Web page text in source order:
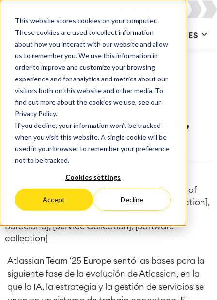
This website stores cookies on your computer.
These cookies are used to collect information
about how you interact with our website and allow
us to remember you. We use this information in
order to improve and customize your browsing
experience and for analytics and metrics about our
visitors both on this website and other media. To
find out more about the cookies we use, see our
Privacy Policy.
If you decline, your information won’t be tracked
when you visit this website. A single cookie will be
used in your browser to remember your preference
not to be tracked.
Cookies settings
Accept Decline
CONTACTAR ES
Lo que cambió en Team '25
Europe: El futuro de Atlassian,
reimaginado
[Jira], [Jira Service Management], [Atlassian
Intelligence], [Confluence], [Atlassian System of
Work], [Strategy collection], [Teamwork collection],
Barcelona], [Service Collection], [Software
collection]
Atlassian Team '25 Europe sentó las bases para la
siguiente fase de la evolución de Atlassian, en la
que la IA, la estrategia y la gestión de servicios se